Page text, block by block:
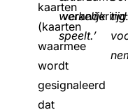
kaarten
(kaarten
waarmee
wordt
gesignaleerd
dat
werkelijk
speelt.’
verandering:
tijd